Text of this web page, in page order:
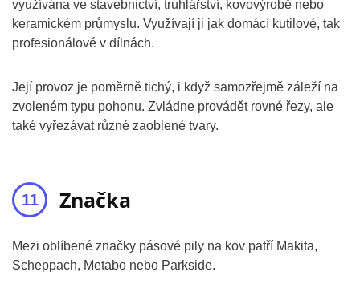
využívána ve stavebnictví, truhlářství, kovovýrobě nebo
keramickém průmyslu. Využívají ji jak domácí kutilové, tak
profesionálové v dílnách.
Její provoz je poměrně tichý, i když samozřejmě záleží na
zvoleném typu pohonu. Zvládne provádět rovné řezy, ale
také vyřezávat různé zaoblené tvary.
Značka
Mezi oblíbené značky pásové pily na kov patří Makita,
Scheppach, Metabo nebo Parkside.